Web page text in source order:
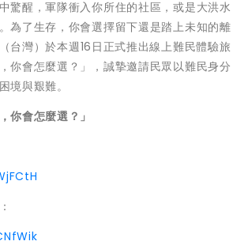
驚醒，軍隊衝入你所住的社區，或是大洪水
為了生存，你會選擇留下還是踏上未知的離
（台灣）於本週16日正式推出線上難民體驗旅
你會怎麼選？」，誠摯邀請民眾以難民身分
境與艱難。
你會怎麼選？」